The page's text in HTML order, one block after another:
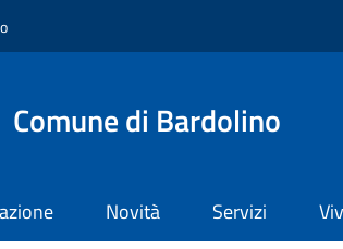
Comune di Bardolino
Novità Servizi